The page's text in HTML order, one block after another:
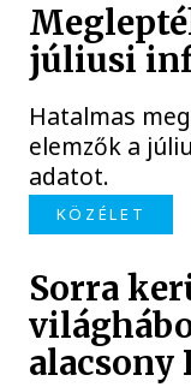
júliusi
Hatalmas
elemzők a
adatot.
KÖZÉLET
Sorra
alacsony